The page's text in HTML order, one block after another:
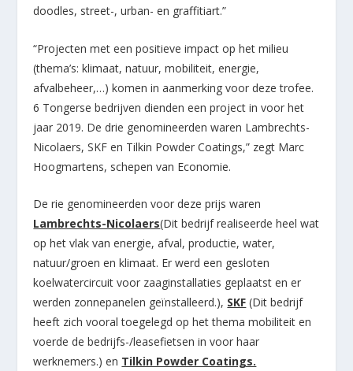
doodles, street-, urban- en graffitiart.”
“Projecten met een positieve impact op het milieu
(thema’s: klimaat, natuur, mobiliteit, energie,
afvalbeheer,…) komen in aanmerking voor deze trofee.
6 Tongerse bedrijven dienden een project in voor het
jaar 2019. De drie genomineerden waren Lambrechts-
Nicolaers, SKF en Tilkin Powder Coatings,” zegt Marc
Hoogmartens, schepen van Economie.
De rie genomineerden voor deze prijs waren
Lambrechts-Nicolaers(Dit bedrijf realiseerde heel wat
op het vlak van energie, afval, productie, water,
natuur/groen en klimaat. Er werd een gesloten
koelwatercircuit voor zaaginstallaties geplaatst en er
werden zonnepanelen geïnstalleerd.), SKF (Dit bedrijf
heeft zich vooral toegelegd op het thema mobiliteit en
voerde de bedrijfs-/leasefietsen in voor haar
werknemers.) en Tilkin Powder Coatings.